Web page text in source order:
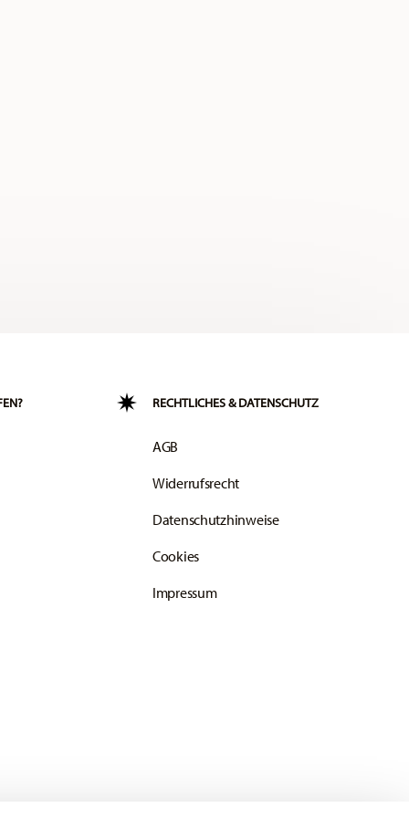
RECHTLICHES & DATENSCHUTZ
AGB
Widerrufsrecht
Datenschutzhinweise
Cookies
Impressum